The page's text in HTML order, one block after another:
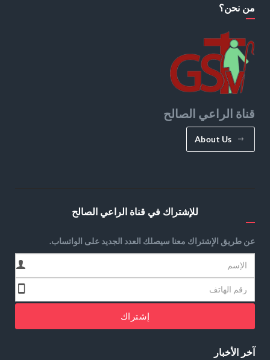
من نحن؟
قناة الراعي الصالح
About Us
للإشتراك في قناة الراعي الصالح
عن طريق الإشتراك معنا سيصلك العدد الجديد على الواتساب.
إشتراك
آخر الأخبار